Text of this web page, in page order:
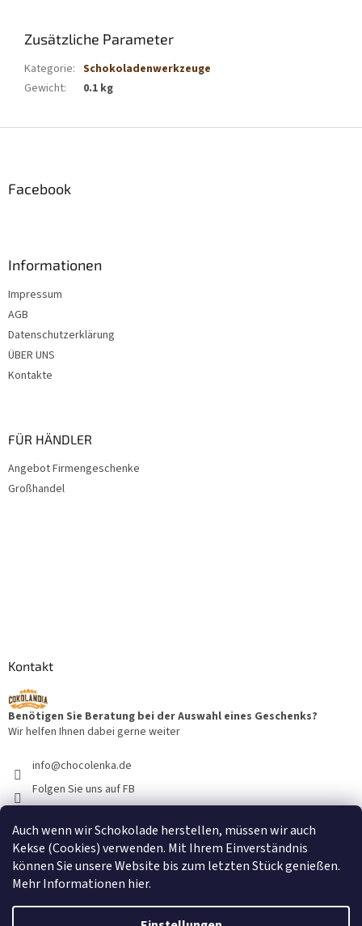
Auch wenn wir Schokolade herstellen, müssen wir auch
Kekse (Cookies) verwenden. Mit Ihrem Einverständnis
können Sie unsere Website bis zum letzten Stück genießen.
Mehr Informationen hier.
Zusätzliche Parameter
Kategorie: Schokoladenwerkzeuge
Gewicht: 0.1 kg
Facebook
Informationen
Impressum
AGB
Datenschutzerklärung
ÜBER UNS
Kontakte
FÜR HÄNDLER
Angebot Firmengeschenke
Großhandel
Kontakt
Benötigen Sie Beratung bei der Auswahl eines Geschenks?
Wir helfen Ihnen dabei gerne weiter
info@chocolenka.de
Folgen Sie uns auf FB
@cokolandiacz